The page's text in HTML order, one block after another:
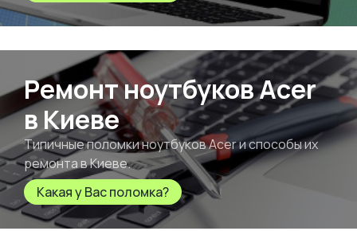
Ремонт ноутбуков Acer
в Киеве
Типичные поломки ноутбуков Acer и способы их
ремонта в Киеве.
Какая у Вас поломка?